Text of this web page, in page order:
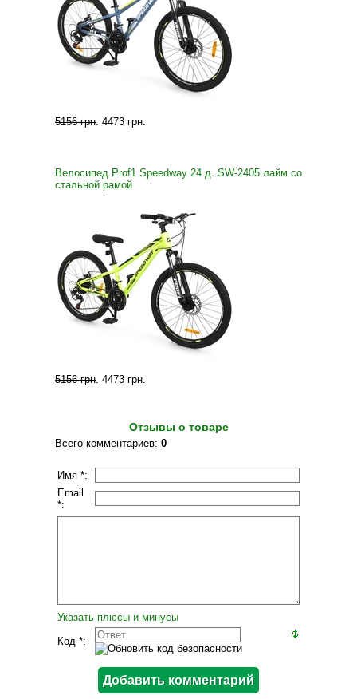
5156 грн. 4473 грн.
Велосипед Prof1 Speedway 24 д. SW-2405 лайм со
стальной рамой
5156 грн. 4473 грн.
Отзывы о товаре
Всего комментариев: 0
Имя *:
Email
*:
Указать плюсы и минусы
Код *: